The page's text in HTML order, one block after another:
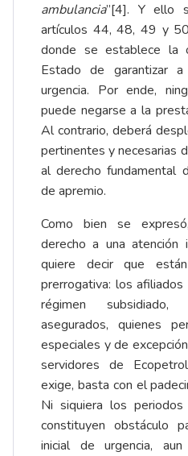
ambulancia”[4]. Y ello
artículos 44, 48, 49 y
donde se establece la
Estado de garantizar
urgencia. Por ende,
puede negarse a la
Al contrario, deberá
pertinentes y necesarias
al derecho fundamental
de apremio.
Como bien se
derecho a una atención
quiere decir que
prerrogativa: los
régimen
asegurados, quienes
especiales y de
servidores de
exige, basta con el
Ni siquiera los periodos
constituyen obstáculo
inicial de urgencia,